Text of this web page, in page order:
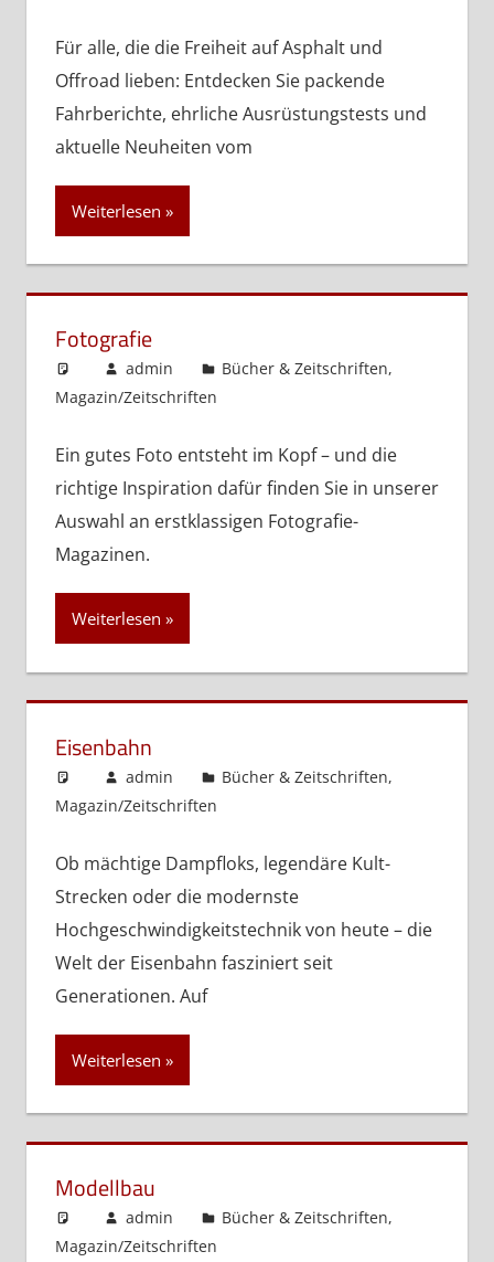
Für alle, die die Freiheit auf Asphalt und
Offroad lieben: Entdecken Sie packende
Fahrberichte, ehrliche Ausrüstungstests und
aktuelle Neuheiten vom
Weiterlesen
Fotografie
admin Bücher & Zeitschriften,
Magazin/Zeitschriften
Ein gutes Foto entsteht im Kopf – und die
richtige Inspiration dafür finden Sie in unserer
Auswahl an erstklassigen Fotografie-
Magazinen.
Weiterlesen
Eisenbahn
admin Bücher & Zeitschriften,
Magazin/Zeitschriften
Ob mächtige Dampfloks, legendäre Kult-
Strecken oder die modernste
Hochgeschwindigkeitstechnik von heute – die
Welt der Eisenbahn fasziniert seit
Generationen. Auf
Weiterlesen
Modellbau
admin Bücher & Zeitschriften,
Magazin/Zeitschriften